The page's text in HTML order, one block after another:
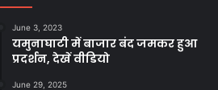
June 3, 2023
यमुनाघाटी में बाजार बंद जमकर हुआ
प्रदर्शन, देखें वीडियो
June 29, 2025